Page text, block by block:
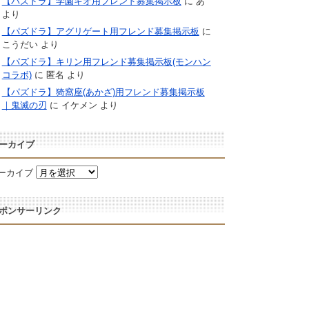
より
【パズドラ】アグリゲート用フレンド募集掲示板 に
こうだいより
【パズドラ】キリン用フレンド募集掲示板(モンハン
コラボ)に 匿名 より
【パズドラ】猗窩座(あかざ)用フレンド募集掲示板
｜鬼滅の刃 に イケメン より
カイブ
カイブ
ンサーリンク